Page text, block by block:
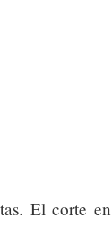
El corte en